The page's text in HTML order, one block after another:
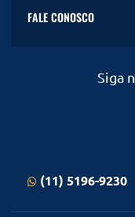
FALE CONOSCO
Siga
(11) 5196-9230